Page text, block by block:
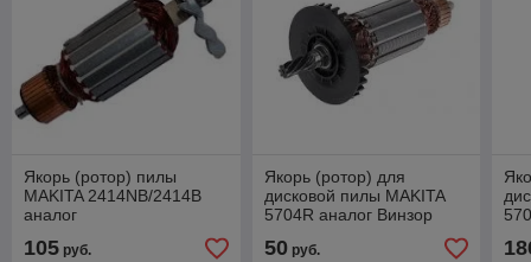
Якорь (ротор) пилы
MAKITA 2414NB/2414B
аналог
105 руб.
Якорь (ротор) для
дисковой пилы MAKITA
5704R аналог Винзор
50руб.